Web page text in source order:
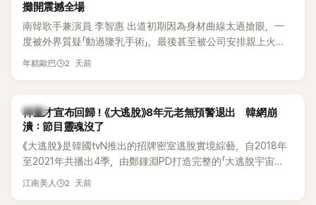
攤開震撼全場
南韓歌手兼演員 李智惠 出道初期因為身材曲線太過搶眼，一
度被外界質疑「動過隆乳手術」，最後甚至被公司安排親上火
線，召開前所未見的「泳裝記者會」澄清。這場記者會後來還被
熱議。 2日播出的 SBS 綜藝節目《我的經紀人太難搞－秘書
鎮》，邀請同時兼顧工作與育兒的演藝圈代表「媽媽群」——李智
惠、李賢怡、李恩亨，以第13位「My Star」身分登場，分享最真
實的生活日常。 節目一開始，李瑞鎮 率先與李智惠會合，兩人
邊搭車邊聊天，氣氛輕鬆。聊到最近的新聞，李瑞鎮突然直球
發問：「妳不是上新聞了？說妳去做整形？是人中縮短手術嗎？」
年糕歐巴 2 天前
韓星
神童才宣布回歸！《大逃脫》8年元老無預警退出 韓網崩
潰：節目靈魂沒了
《大逃脫》是韓國tvN推出的招牌密室逃脫實境綜藝，自2018年
至2021年共播出4季，由鄭鍾淵PD打造完整的「大逃脫宇宙
（DTCU）」，憑藉燒腦劇情、電影級場景與龐大世界觀，累積
江南美人 2 天前